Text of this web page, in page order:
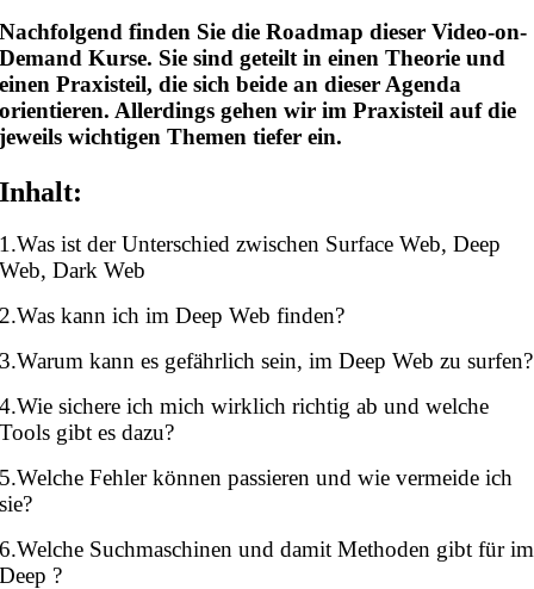
Nachfolgend finden Sie die Roadmap dieser Video-on-
Demand Kurse. Sie sind geteilt in einen Theorie und
einen Praxisteil, die sich beide an dieser Agenda
orientieren. Allerdings gehen wir im Praxisteil auf die
jeweils wichtigen Themen tiefer ein.
Inhalt:
1.Was ist der Unterschied zwischen Surface Web, Deep
Web, Dark Web
2.Was kann ich im Deep Web finden?
3.Warum kann es gefährlich sein, im Deep Web zu surfen?
4.Wie sichere ich mich wirklich richtig ab und welche
Tools gibt es dazu?
5.Welche Fehler können passieren und wie vermeide ich
sie?
6.Welche Suchmaschinen und damit Methoden gibt für im
Deep ?